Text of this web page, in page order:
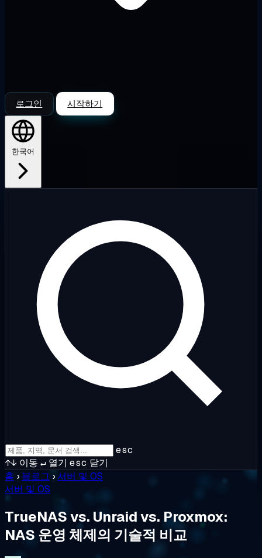
로그인 시작하기
한국어
esc
↑↓ 이동 ↵ 열기 esc 닫기
홈 › 블로그 › 서버 및 OS
서버 및 OS
TrueNAS vs. Unraid vs. Proxmox:
NAS 운영 체제의 기술적 비교